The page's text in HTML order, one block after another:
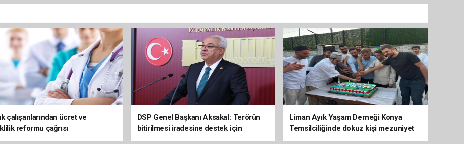
çalışanlarından ücret ve
reformu çağrısı
DSP Genel Başkanı Aksakal: Terörün
bitirilmesi iradesine destek için
imzalayacağım
Liman Ayık Yaşam Derneği Konya
Temsilciliğinde dokuz kişi mezuniyet
sevinci yaşadı